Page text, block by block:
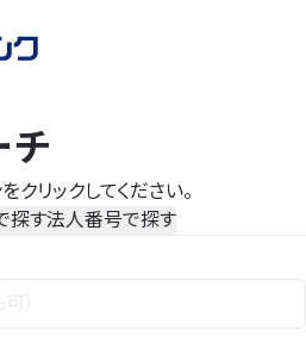
リックしてください。
探す法人番号で探す